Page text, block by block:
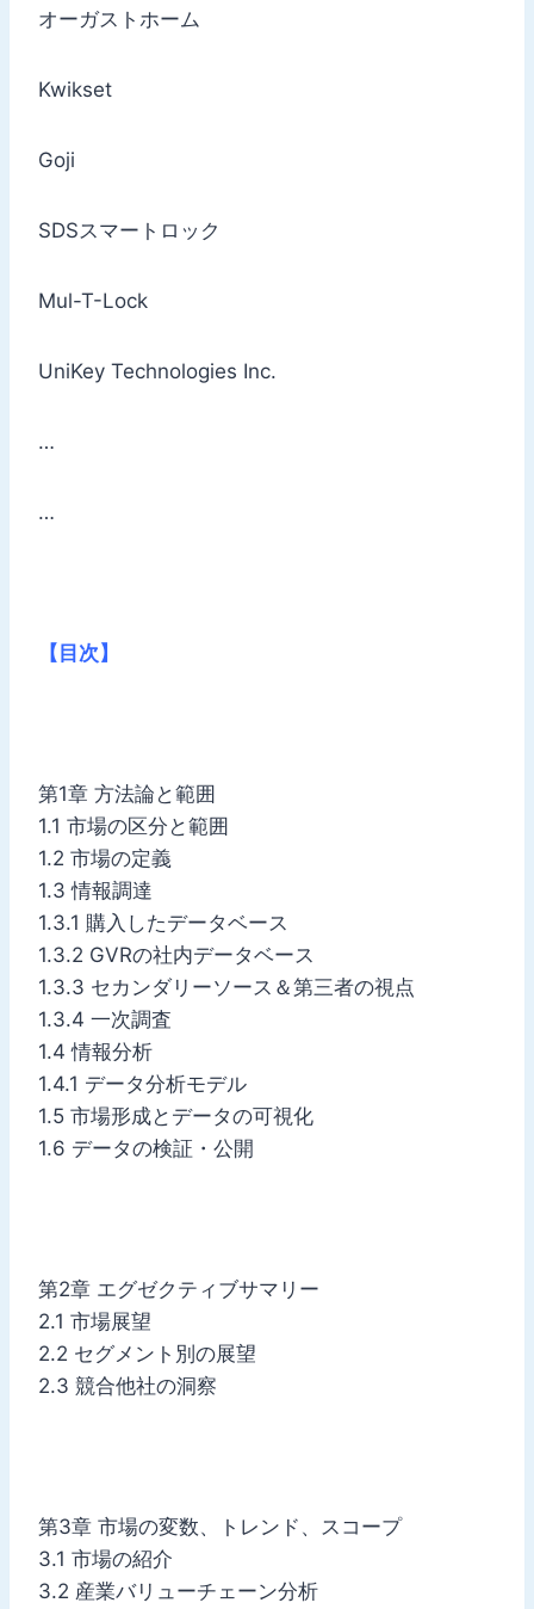
オーガストホーム
Kwikset
Goji
SDSスマートロック
Mul-T-Lock
UniKey Technologies Inc.
…
…
【目次】
第1章 方法論と範囲
1.1 市場の区分と範囲
1.2 市場の定義
1.3 情報調達
1.3.1 購入したデータベース
1.3.2 GVRの社内データベース
1.3.3 セカンダリーソース＆第三者の視点
1.3.4 一次調査
1.4 情報分析
1.4.1 データ分析モデル
1.5 市場形成とデータの可視化
1.6 データの検証・公開
第2章 エグゼクティブサマリー
2.1 市場展望
2.2 セグメント別の展望
2.3 競合他社の洞察
第3章 市場の変数、トレンド、スコープ
3.1 市場の紹介
3.2 産業バリューチェーン分析